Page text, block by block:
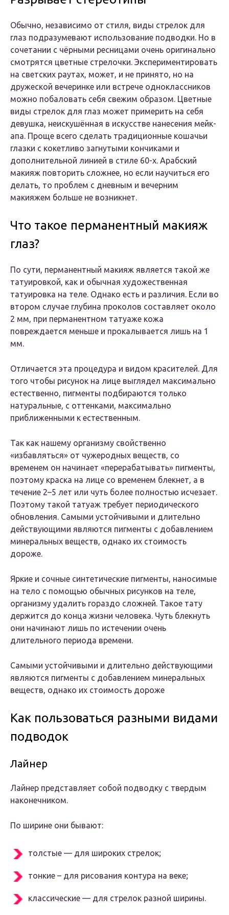
Обычно, независимо от стиля, виды стрелок для
глаз подразумевают использование подводки. Но в
сочетании с чёрными ресницами очень оригинально
смотрятся цветные стрелочки. Экспериментировать
на светских раутах, может, и не принято, но на
дружеской вечеринке или встрече одноклассников
можно побаловать себя свежим образом. Цветные
виды стрелок для глаз может примерить на себя
девушка, неискушённая в искусстве нанесения мейк-
апа. Проще всего сделать традиционные кошачьи
глазки с кокетливо загнутыми кончиками и
дополнительной линией в стиле 60-х. Арабский
макияж повторить сложнее, но если научиться его
делать, то проблем с дневным и вечерним
макияжем больше не возникнет.
Что такое перманентный макияж
глаз?
По сути, перманентный макияж является такой же
татуировкой, как и обычная художественная
татуировка на теле. Однако есть и различия. Если во
втором случае глубина проколов составляет около
2 мм, при перманентном татуаже кожа
повреждается меньше и прокалывается лишь на 1
мм.
Отличается эта процедура и видом красителей. Для
того чтобы рисунок на лице выглядел максимально
естественно, пигменты подбираются только
натуральные, с оттенками, максимально
приближенными к естественным.
Так как нашему организму свойственно
«избавляться» от чужеродных веществ, со
временем он начинает «перерабатывать» пигменты,
поэтому краска на лице со временем блекнет, а в
течение 2–5 лет или чуть более полностью исчезает.
Поэтому такой татуаж требует периодического
обновления. Самыми устойчивыми и длительно
действующими являются пигменты с добавлением
минеральных веществ, однако их стоимость
дороже.
Яркие и сочные синтетические пигменты, наносимые
на тело с помощью обычных рисунков на теле,
организму удалить гораздо сложней. Такое тату
держится до конца жизни человека. Чуть блекнуть
они начинают лишь по истечении очень
длительного периода времени.
Самыми устойчивыми и длительно действующими
являются пигменты с добавлением минеральных
веществ, однако их стоимость дороже
Как пользоваться разными видами
подводок
Лайнер
Лайнер представляет собой подводку с твердым
наконечником.
По ширине они бывают:
толстые — для широких стрелок;
тонкие – для рисования контура на веке;
классические — для стрелок разной ширины.